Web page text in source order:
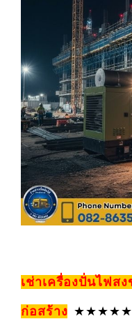
เช่าเครื่องปั่นไฟสง
ก่อสร้าง ★★★★★